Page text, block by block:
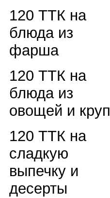
120 ТТК на
блюда из
фарша
120 ТТК на
блюда из
овощей и круп
120 ТТК на
сладкую
выпечку и
десерты